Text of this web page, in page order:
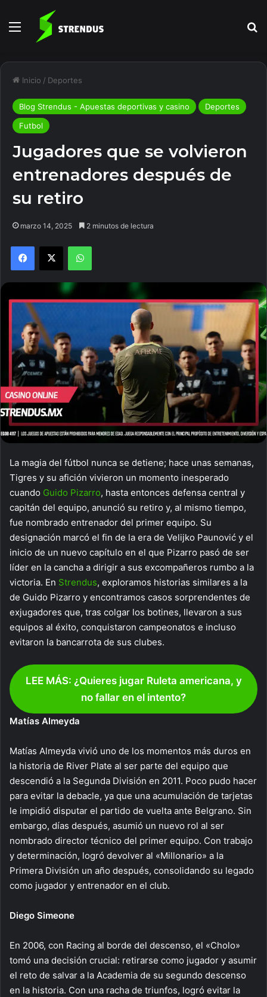
Menú
Inicio / Deportes
Blog Strendus - Apuestas deportivas y casino
Deportes
Futbol
Jugadores que se volvieron
entrenadores después de
su retiro
marzo 14, 2025 2 minutos de lectura
Facebook
X WhatsApp
La magia del fútbol nunca se detiene; hace unas semanas,
Tigres y su afición vivieron un momento inesperado
cuando Guido Pizarro, hasta entonces defensa central y
capitán del equipo, anunció su retiro y, al mismo tiempo,
fue nombrado entrenador del primer equipo. Su
designación marcó el fin de la era de Velijko Paunović y el
inicio de un nuevo capítulo en el que Pizarro pasó de ser
líder en la cancha a dirigir a sus excompañeros rumbo a la
victoria. En Strendus, exploramos historias similares a la
de Guido Pizarro y encontramos casos sorprendentes de
exjugadores que, tras colgar los botines, llevaron a sus
equipos al éxito, conquistaron campeonatos e incluso
evitaron la bancarrota de sus clubes.
LEE MÁS: ¿Quieres jugar Ruleta americana, y
no fallar en el intento?
Matías Almeyda
Matías Almeyda vivió uno de los momentos más duros en
la historia de River Plate al ser parte del equipo que
descendió a la Segunda División en 2011. Poco pudo hacer
para evitar la debacle, ya que una acumulación de tarjetas
le impidió disputar el partido de vuelta ante Belgrano. Sin
embargo, días después, asumió un nuevo rol al ser
nombrado director técnico del primer equipo. Con trabajo
y determinación, logró devolver al «Millonario» a la
Primera División un año después, consolidando su legado
como jugador y entrenador en el club.
Diego Simeone
En 2006, con Racing al borde del descenso, el «Cholo»
tomó una decisión crucial: retirarse como jugador y asumir
el reto de salvar a la Academia de su segundo descenso
en la historia. Con una racha de triunfos, logró evitar la